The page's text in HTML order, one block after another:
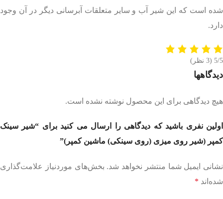
شده است که این شیر آب و سایر متعلقات آبرسانی دیگر در آن وجود
دارد.
5/5 (3 نظر)
دیدگاهها
هیچ دیدگاهی برای این محصول نوشته نشده است.
اولین نفری باشید که دیدگاهی را ارسال می کنید برای “شیر سینک
کمپر (شیر روی میزی (روی سینکی) ماشین کمپر)”
نشانی ایمیل شما منتشر نخواهد شد. بخش‌های موردنیاز علامت‌گذاری
شده‌اند *